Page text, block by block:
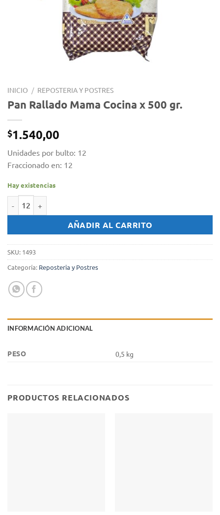
INICIO / REPOSTERIA Y POSTRES
Pan Rallado Mama Cocina x 500 gr.
$1.540,00
Unidades por bulto: 12
Fraccionado en: 12
Hay existencias
Pan Rallado Mama Cocina x 500 gr. cantidad
AÑADIR AL CARRITO
SKU: 1493
Categoría: Reposteria y Postres
INFORMACIÓN ADICIONAL
PESO 0,5 kg
PRODUCTOS RELACIONADOS